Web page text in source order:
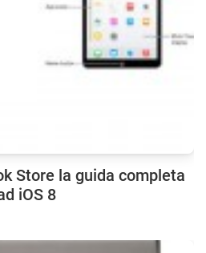
Store la guida completa
iOS 8